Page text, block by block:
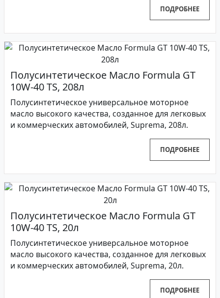
ПОДРОБНЕЕ
Полусинтетическое Масло Formula GT
10W-40 TS, 208л
Полусинтетическое универсальное моторное
масло высокого качества, созданное для легковых
и коммерческих автомобилей, Suprema, 208л.
ПОДРОБНЕЕ
Полусинтетическое Масло Formula GT
10W-40 TS, 20л
Полусинтетическое универсальное моторное
масло высокого качества, созданное для легковых
и коммерческих автомобилей, Suprema, 20л.
ПОДРОБНЕЕ